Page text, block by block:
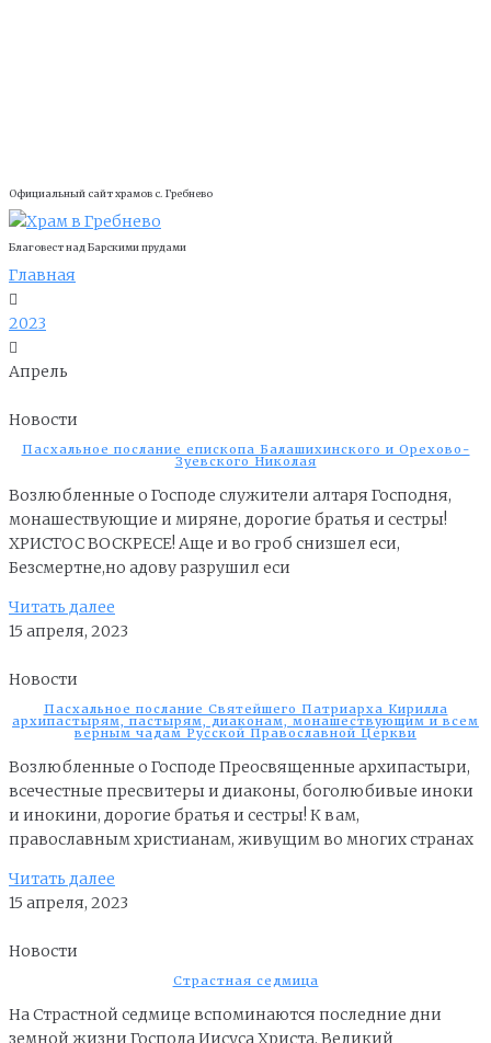
Официальный сайт храмов с. Гребнево
Благовест над Барскими прудами
Главная
2023
Апрель
Новости
Пасхальное послание епископа Балашихинского и Орехово-
Зуевского Николая
Возлюбленные о Господе служители алтаря Господня,
монашествующие и миряне, дорогие братья и сестры!
ХРИСТОС ВОСКРЕСЕ! Аще и во гроб снизшел еси,
Безсмертне,но адову разрушил еси
Читать далее
15 апреля, 2023
Новости
Пасхальное послание Святейшего Патриарха Кирилла
архипастырям, пастырям, диаконам, монашествующим и всем
верным чадам Русской Православной Церкви
Возлюбленные о Господе Преосвященные архипастыри,
всечестные пресвитеры и диаконы, боголюбивые иноки
и инокини, дорогие братья и сестры! К вам,
православным христианам, живущим во многих странах
Читать далее
15 апреля, 2023
Новости
Страстная седмица
На Страстной седмице вспоминаются последние дни
земной жизни Господа Иисуса Христа. Великий